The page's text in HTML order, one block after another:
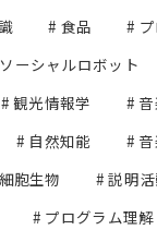
# 食品 #
ーシャルロボット
# 観光情報学 #
# 自然知能 #
胞生物 # 説明
# プログラム理解